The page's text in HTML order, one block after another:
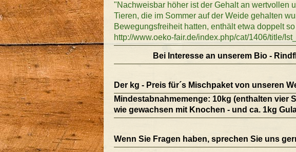
"Nachweisbar höher ist der Gehalt an wertvollen
Tieren, die im Sommer auf der Weide gehalten
Bewegungsfreiheit hatten, enthält etwa doppelt
http://www.oeko-fair.de/index.php/cat/1406/title/
Bei Interesse an unserem Bio -
Der kg - Preis für´s Mischpaket von unseren
Mindestabnahmemenge: 10kg (enthalten vier
wie gewachsen mit Knochen - und ca. 1kg
Wenn Sie Fragen haben, sprechen Sie uns